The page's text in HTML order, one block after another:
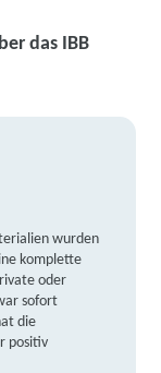
das IBB
wurden
komplette
oder
sofort
die
positiv